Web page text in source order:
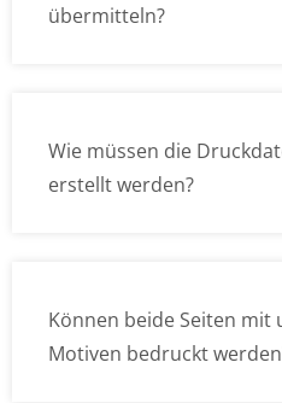
übermitteln?
Wie müssen die
erstellt werden?
Können beide Seiten mit
Motiven bedruckt